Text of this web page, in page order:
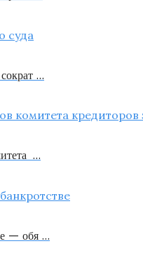
…
…
— обя …